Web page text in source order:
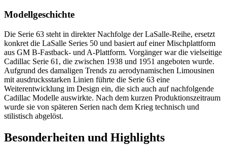
Modellgeschichte
Die Serie 63 steht in direkter Nachfolge der LaSalle-Reihe, ersetzt
konkret die LaSalle Series 50 und basiert auf einer Mischplattform
aus GM B-Fastback- und A-Plattform. Vorgänger war die vielseitige
Cadillac Serie 61, die zwischen 1938 und 1951 angeboten wurde.
Aufgrund des damaligen Trends zu aerodynamischen Limousinen
mit ausdrucksstarken Linien führte die Serie 63 eine
Weiterentwicklung im Design ein, die sich auch auf nachfolgende
Cadillac Modelle auswirkte. Nach dem kurzen Produktionszeitraum
wurde sie von späteren Serien nach dem Krieg technisch und
stilistisch abgelöst.
Besonderheiten und Highlights